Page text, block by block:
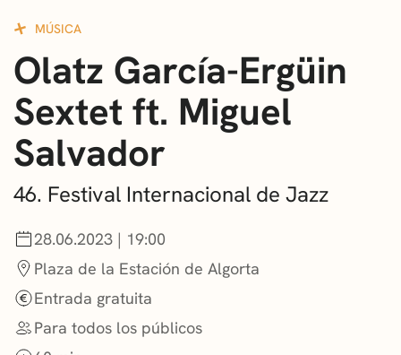
CONVOCATORIAS
NOTICIAS
GETXO KULTURA
ASOCIACIONES CULTURALES
MÚSICA
Olatz García-Ergüin
Sextet ft. Miguel
Salvador
46. Festival Internacional de Jazz
28.06.2023 | 19:00
Plaza de la Estación de Algorta
Entrada gratuita
Para todos los públicos